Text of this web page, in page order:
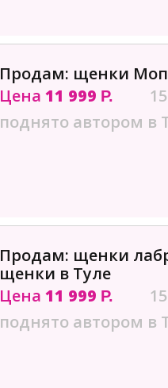
Продам: щенки
Цена 11 999 Р.
поднято автором в
Продам: щенки
щенки в Туле
Цена 11 999 Р.
поднято автором в